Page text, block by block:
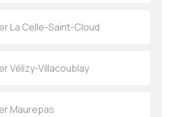
La Celle-Saint-Cloud
Vélizy-Villacoublay
Maurepas